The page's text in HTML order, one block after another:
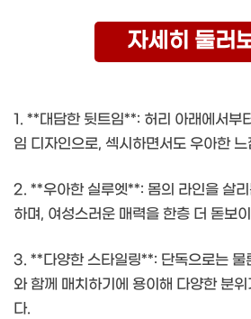
자세히 둘러
1. **대담한 뒷트임**: 허리 아래에서부
임 디자인으로, 섹시하면서도 우아한
2. **우아한 실루엣**: 몸의 라인을 살
하며, 여성스러운 매력을 한층 더 돋보
3. **다양한 스타일링**: 단독으로는 물
와 함께 매치하기에 용이해 다양한 분
다.